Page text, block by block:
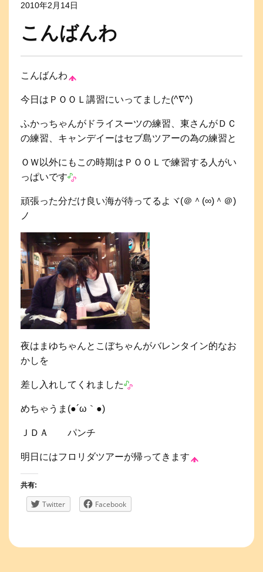
2010年2月14日
こんばんわ
こんばんわ
今日はＰＯＯＬ講習にいってました(^∇^)
ふかっちゃんがドライスーツの練習、東さんがＤＣ
の練習、キャンデイーはセブ島ツアーの為の練習と
ＯＷ以外にもこの時期はＰＯＯＬで練習する人がい
っぱいです
頑張った分だけ良い海が待ってるよヾ(＠＾(∞)＾＠)
ノ
夜はまゆちゃんとこぼちゃんがバレンタイン的なお
かしを
差し入れしてくれました
めちゃうま(●´ω｀●)ゞ
ＪＤＡ パンチ
明日にはフロリダツアーが帰ってきます
共有:
Twitter Facebook